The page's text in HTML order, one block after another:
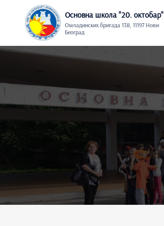
Основна школа "20. oктобар"
Омладинских бригада 138, 11197 Нови
Београд